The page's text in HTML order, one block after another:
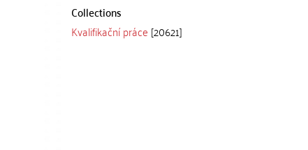
Collections
Kvalifikační práce [20621]